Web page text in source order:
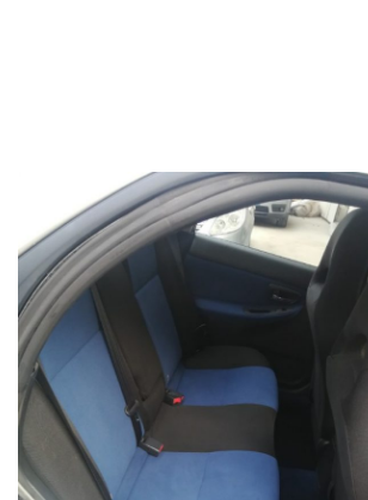
, non
solo su appuntamento.
Disponibile aqualsiasi verifica o prova.